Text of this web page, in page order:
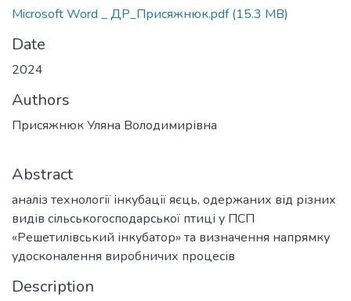
Microsoft Word _ ДР_Присяжнюк.pdf(15.3 MB)
Date
2024
Authors
Присяжнюк Уляна Володимирівна
Abstract
аналіз технології інкубації яєць, одержаних від різних
видів сільськогосподарської птиці у ПСП
«Решетилівський інкубатор» та визначення напрямку
удосконалення виробничих процесів
Description